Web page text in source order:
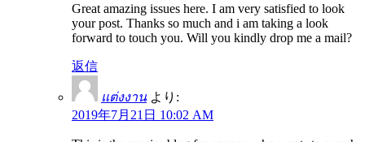
Great amazing issues here. I am very satisfied to look
your post. Thanks so much and i am taking a look
forward to touch you. Will you kindly drop me a mail?
返信
แต่งงาน より:
2019年7月21日 10:02 AM